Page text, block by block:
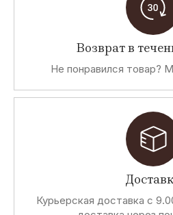
Возврат в
Не понравился товар?
Курьерская доставка с